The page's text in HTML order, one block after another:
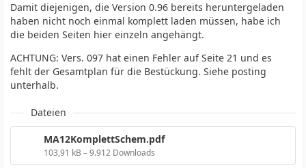
Damit diejenigen, die Version 0.96 bereits heruntergeladen
haben nicht noch einmal komplett laden müssen, habe ich
die beiden Seiten hier einzeln angehängt.
ACHTUNG: Vers. 097 hat einen Fehler auf Seite 21 und es
fehlt der Gesamtplan für die Bestückung. Siehe posting
unterhalb.
Dateien
MA12KomplettSchem.pdf
103,91 kB – 9.912 Downloads